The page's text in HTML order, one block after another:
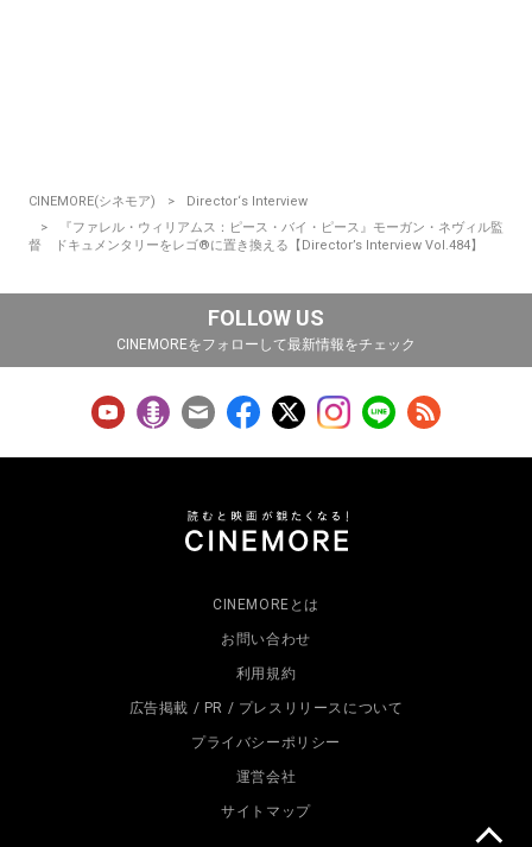
CINEMORE(シネモア)
Director‘s Interview
『ファレル・ウィリアムス：ピース・バイ・ピース』モーガン・ネヴィル監
督 ドキュメンタリーをレゴ®に置き換える【Director’s Interview Vol.484】
FOLLOW US
CINEMOREをフォローして最新情報をチェック
CINEMOREとは
お問い合わせ
利用規約
広告掲載 / PR / プレスリリースについて
プライバシーポリシー
運営会社
サイトマップ